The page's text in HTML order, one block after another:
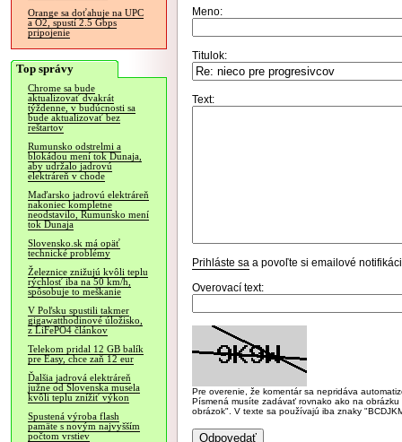
Orange sa doťahuje na UPC
a O2, spustí 2.5 Gbps
pripojenie
Top správy
Chrome sa bude
aktualizovať dvakrát
týždenne, v budúcnosti sa
bude aktualizovať bez
reštartov
Rumunsko odstrelmi a
blokádou mení tok Dunaja,
aby udržalo jadrovú
elektráreň v chode
Maďarsko jadrovú elektráreň
nakoniec kompletne
neodstavilo, Rumunsko mení
tok Dunaja
Slovensko.sk má opäť
technické problémy
Železnice znižujú kvôli teplu
rýchlosť iba na 50 km/h,
spôsobuje to meškanie
V Poľsku spustili takmer
gigawatthodinové úložisko,
z LiFePO4 článkov
Telekom pridal 12 GB balík
pre Easy, chce zaň 12 eur
Ďalšia jadrová elektráreň
južne od Slovenska musela
kvôli teplu znížiť výkon
Spustená výroba flash
pamäte s novým najvyšším
počtom vrstiev
Meno:
Titulok:
Text:
Prihláste sa a povoľte si emailové
Overovací text:
Pre overenie, že komentár sa nepridáva
Písmená musíte zadávať rovnako ako na
obrázok". V texte sa používajú iba znaky